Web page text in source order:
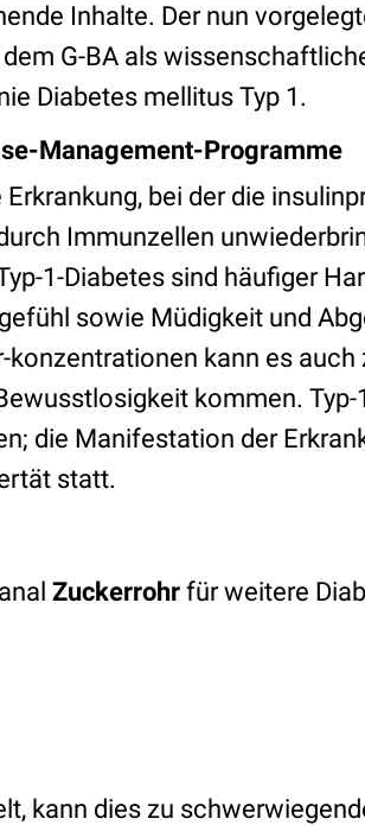
Inhalte. Der nun
G-BA als
Diabetes mellitus Typ 1.
Management-Programme
bei der die
Immunzellen
1-Diabetes sind häufiger
sowie Müdigkeit und
kann es auch
kommen. Typ-
die Manifestation der
statt.
Zuckerrohr für weitere
kann dies zu